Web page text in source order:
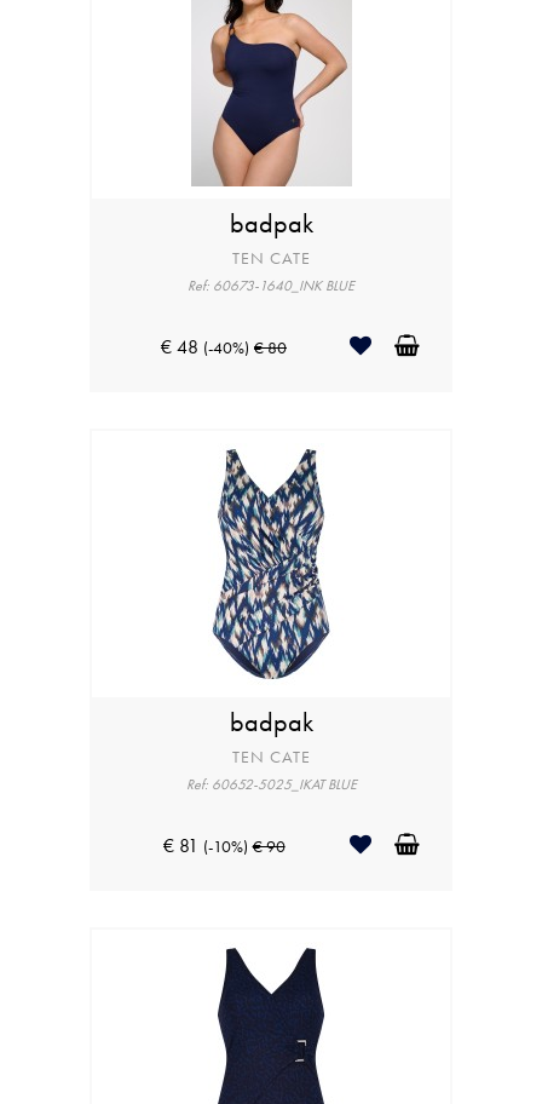
badpak
TEN CATE
Ref: 60673-1640_INK BLUE
€ 48 (-40%) € 80
badpak
TEN CATE
Ref: 60652-5025_IKAT BLUE
€ 81 (-10%) € 90